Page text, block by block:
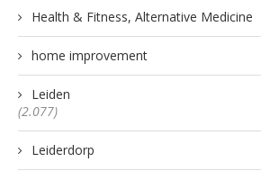
Health & Fitness, Alternative Medicine
home improvement
Leiden
(2.077)
Leiderdorp